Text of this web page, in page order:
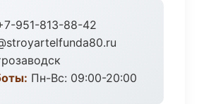
951-813-88-42
Пн-Вс: 09:00-20:00